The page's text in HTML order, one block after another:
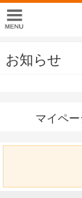
お知らせ
マイペ